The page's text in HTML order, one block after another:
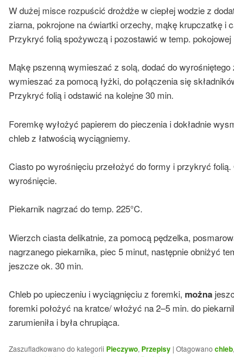
W dużej misce rozpuścić drożdże w ciepłej wodzie z
ziarna, pokrojone na ćwiartki orzechy, mąkę krupczatkę i
Przykryć folią spożywczą i pozostawić w temp. pokojowej
Mąkę pszenną wymieszać z solą, dodać do wyrośniętego
wymieszać za pomocą łyżki, do połączenia się
Przykryć folią i odstawić na kolejne 30 min.
Foremkę wyłożyć papierem do pieczenia i dokładnie
chleb z łatwością wyciągniemy.
Ciasto po wyrośnięciu przełożyć do formy i przykryć
wyrośnięcie.
Piekarnik nagrzać do temp. 225°C.
Wierzch ciasta delikatnie, za pomocą pędzelka,
nagrzanego piekarnika, piec 5 minut, następnie obniżyć
jeszcze ok. 30 min.
Chleb po upieczeniu i wyciągnięciu z foremki, można
foremki położyć na kratce/ włożyć na 2–5 min. do
zarumieniła i była chrupiąca.
Zaszufladkowano do kategorii Pieczywo, Przepisy | Otagowano chleb